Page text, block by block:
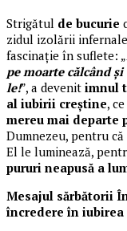
Strigătul de bucurie
zidul izolării
fascinație în suflete: „
pe moarte călcând
le!”, a devenit imnul
al iubirii creștine,
mereu mai departe
Dumnezeu, pentru
El le luminează,
pururi neapusă a
Mesajul sărbătorii
încredere în